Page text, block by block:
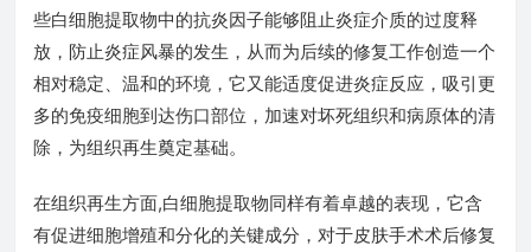
些白细胞提取物中的抗炎因子能够阻止炎症介质的过度释
放，防止炎症风暴的发生，从而为后续的修复工作创造一个
相对稳定、温和的环境，它又能适度促进炎症反应，吸引更
多的免疫细胞到达伤口部位，加速对坏死组织和病原体的清
除，为组织再生奠定基础。
在组织再生方面,白细胞提取物同样有着卓越的表现，它含
有促进细胞增殖和分化的关键成分，对于皮肤手术术后修复